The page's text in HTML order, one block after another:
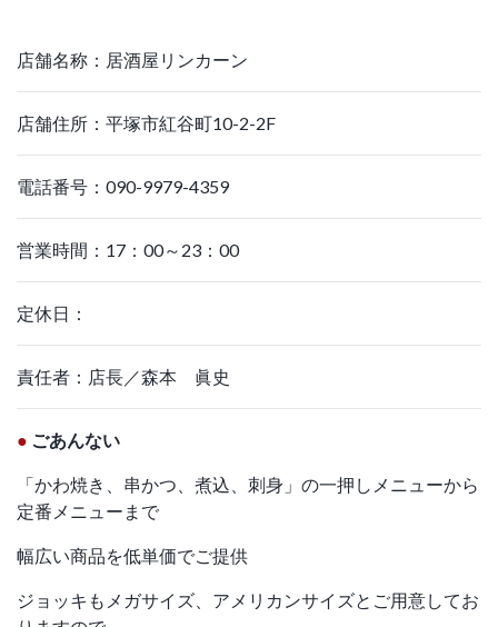
店舗名称：居酒屋リンカーン
店舗住所：平塚市紅谷町10-2-2F
電話番号：090-9979-4359
営業時間：17：00～23：00
定休日：
責任者：店長／森本 眞史
● ごあんない
「かわ焼き、串かつ、煮込、刺身」の一押しメニューから
定番メニューまで
幅広い商品を低単価でご提供
ジョッキもメガサイズ、アメリカンサイズとご用意してお